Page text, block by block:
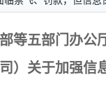
等五部门办公
）关于加强信